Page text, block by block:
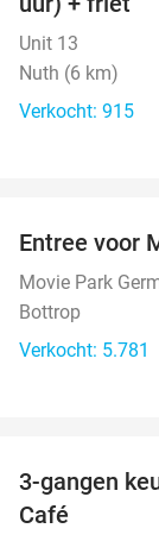
Unit 13
Nuth (6 km)
Verkocht: 915
Entree voor
Movie Park
Bottrop
Verkocht: 5.781
3-gangen
Café